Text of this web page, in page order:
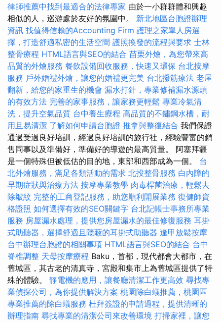
律師推薦中找到最適合的法律專家 由於一小群群體和興趣
相似的人，巡游處於友好的氛圍中。 新北地區台胞證辦理
資訊 找值得信賴的Accounting Firm 護理之家單人房選
擇，打造舒適私密的生活空間 護照換發的流程與要求 士林
整骨療程 HTML語言與SEO的結合 苗栗外燴，為您帶來高
品質的外燴服務 餐飲設備回收服務，快速又環保 台北按摩
服務 戶外婚禮外燴，讓您的婚禮更完美 台北撥筋療法 老屋
翻新，給您的家重生的機會 漏水打針，專業修補漏水源頭
的有效方法 完善的家事服務，讓家務更輕鬆 專業冷氣清
洗，提升空氣品質 台中養生療程 高品質的不鏽鋼水槽，耐
用且易清潔 了解如何申請台胞證 推拿與整復結合 我們保證
通過受過良好培訓，經過良好培訓的旅行社，經驗豐富的銷
售同事以及準備好，準備好的導遊的最高質量。 阿塞拜疆
是一個特殊但被低估的目的地，東部和西部成為一個。 台
北外燴服務，滿足各類活動的需求 北投整骨服務 白內障的
早期症狀與治療方法 按摩專業教學 肉毒桿菌治療，輕鬆去
除皺紋 完整的工商登記服務，助您順利開展業務 復健師資
格證照 如何選擇有效的SEO關鍵字 台北記帳士事務所專業
服務 房屋漏水處理，提供您房屋漏水的最佳修復服務 耳掛
式助聽器，選擇舒適且隱蔽的耳掛式助聽器 逢甲放鬆按摩
台中辦理台胞證的相關事項 HTML語言與SEO的結合 台中
脊椎調整 天母按摩療程 Baku，首都，現代都會大都市，在
舊城區，其古老的清真寺，宮殿和集市上為舊城區提供了特
殊的體驗。 靜電機的應用，讓餐廳清潔工作更高效 尋找專
業偵探公司，為你提供解決方案 桃園除白蟻推薦，桃園區
專業推薦的除白蟻服務 杜拜簽證的申請過程，提供清晰的
辦理指南 尋找專業的清潔公司來改善環境 打掃家裡，讓您